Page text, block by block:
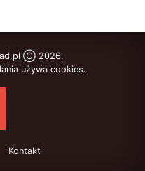
Ⓒ 2026.
używa cookies.
Kontakt